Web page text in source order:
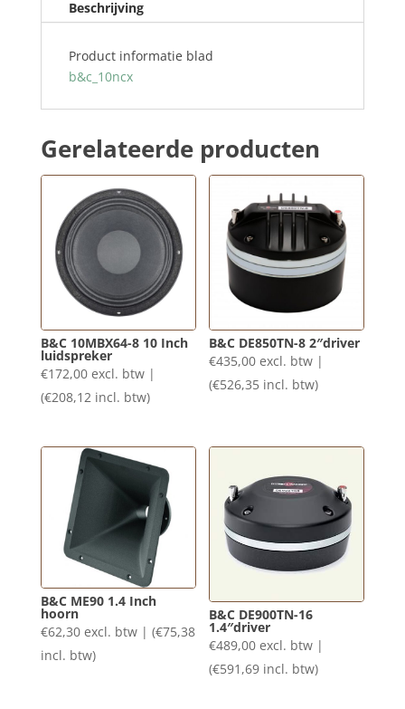
aantal
Beschrijving
Product informatie blad
b&c_10ncx
Gerelateerde producten
B&C 10MBX64-8 10 Inch
luidspreker
€172,00 excl. btw |
(€208,12 incl. btw)
B&C DE850TN-8 2″driver
€435,00 excl. btw |
(€526,35 incl. btw)
B&C ME90 1.4 Inch
hoorn
€62,30 excl. btw | (€75,38
incl. btw)
B&C DE900TN-16
1.4″driver
€489,00 excl. btw |
(€591,69 incl. btw)